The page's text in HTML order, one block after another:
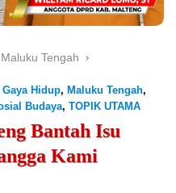
Maluku Tengah
Gaya Hidup, Maluku Tengah,
Budaya, TOPIK UTAMA
Bantah Isu
Kami